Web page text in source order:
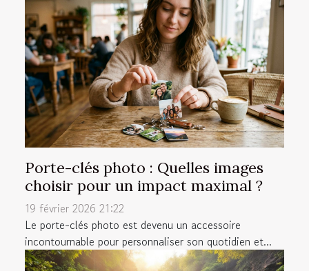
Porte-clés photo : Quelles images
choisir pour un impact maximal ?
19 février 2026 21:22
Le porte-clés photo est devenu un accessoire
incontournable pour personnaliser son quotidien et...